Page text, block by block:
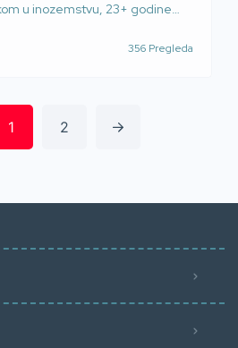
u inozemstvu, 23+ godine
engleskog jezika za
356 Pregleda
1 2